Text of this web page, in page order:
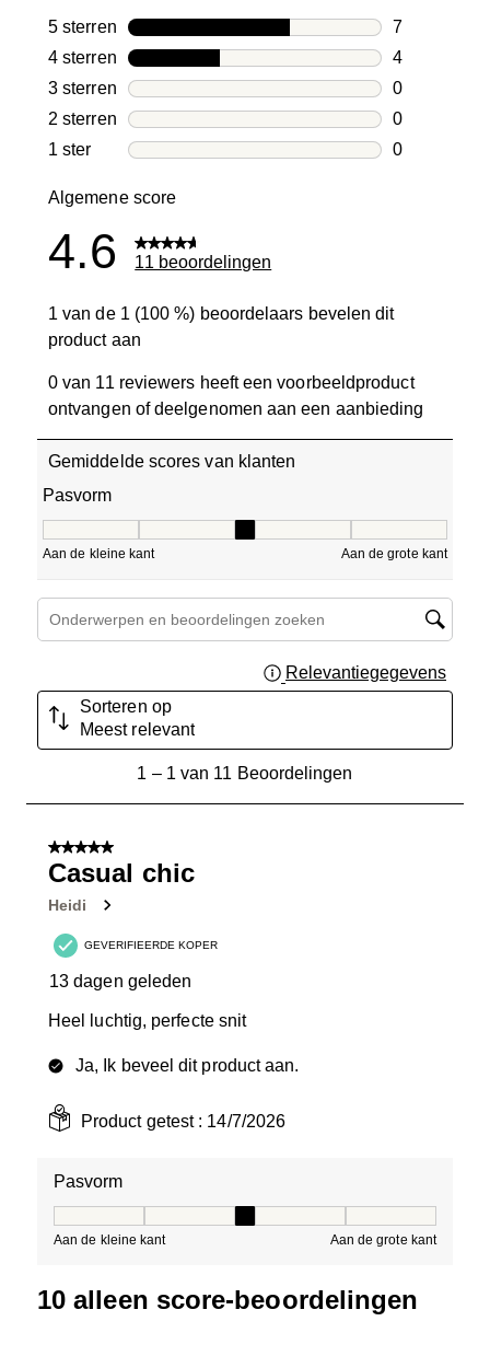
5 sterren sterren
7
7
4 sterren sterren
4
4
3 sterren sterren
0
0
2 sterren sterren
0
0
1 ster sterren
0
Algemene score
4.6 11 beoordelingen
1 van de 1 (100 %) beoordelaars bevelen dit
product aan
0 van 11 reviewers heeft een voorbeeldproduct
ontvangen of deelgenomen aan een aanbieding
Gemiddelde scores van klanten
Pasvorm
Aan de kleine kant Aan de grote kant
Onderwerpen en beoordelingen zoeken per regio
Relevantiegegevens
Sorteren op
Meest relevant
van
Beoordelingen.
1 – 1 van 11 Beoordelingen
5 van 5 sterren.
Casual chic
Heidi
GEVERIFIEERDE KOPER
13 dagen geleden
Heel luchtig, perfecte snit
Ja, Ik beveel dit product aan.
Product getest : 14/7/2026
Pasvorm
Aan de kleine kant Aan de grote kant
10 alleen score-beoordelingen